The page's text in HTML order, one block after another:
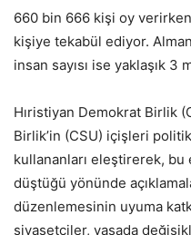
660 bin 666 kişi oy
kişiye tekabül ediyor.
insan sayısı ise yaklaşık 3
Hıristiyan Demokrat Birlik
Birlik’in (CSU) içişleri
kullananları eleştirerek,
düştüğü yönünde
düzenlemesinin uyuma
siyasetçiler, yasada